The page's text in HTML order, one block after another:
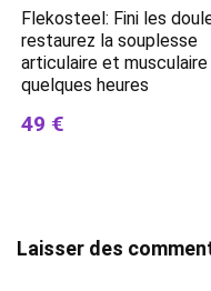
Flekosteel: Fini les
restaurez la souplesse
articulaire et musculaire
quelques heures
49 €
Laisser des